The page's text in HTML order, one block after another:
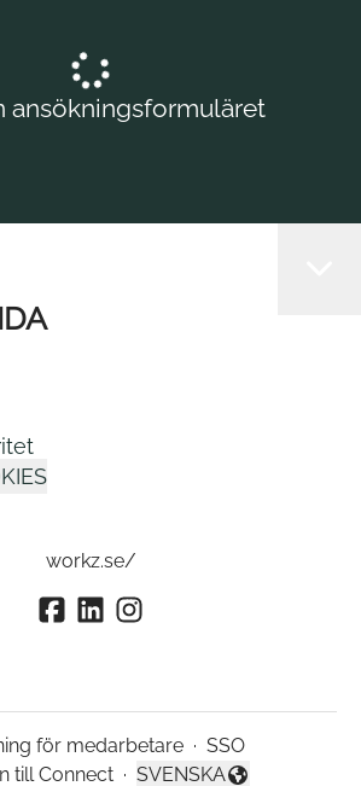
ansökningsformuläret
workz.se/
för medarbetare · SSO
till Connect · SVENSKA